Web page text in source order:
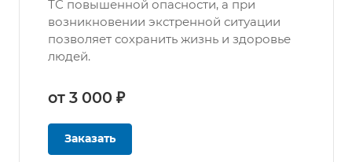
ТС повышенной опасности, а при
возникновении экстренной ситуации
позволяет сохранить жизнь и здоровье
людей.
от 3 000 ₽
Заказать